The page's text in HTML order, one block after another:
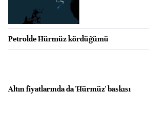
Petrolde Hürmüz kördüğümü
Altın fiyatlarında da 'Hürmüz' baskısı